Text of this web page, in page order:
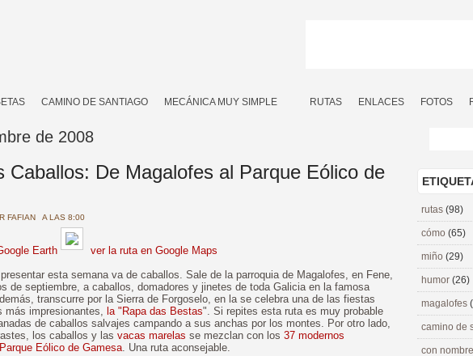
CAMINO DE SANTIAGO MECÁNICA MUY SIMPLE RUTAS ENLACES FOTOS
de 2008
Caballos: De Magalofes al Parque Eólico de
FAFIAN A LAS 8:00
Earth
ver la ruta en Google Maps
esta semana va de caballos. Sale de la parroquia de Magalofes, en Fene,
de septiembre, a caballos, domadores y jinetes de toda Galicia en la famosa
transcurre por la Sierra de Forgoselo, en la se celebra una de las fiestas
más impresionantes, la "Rapa das Bestas". Si repites esta ruta es muy probable
de caballos salvajes campando a sus anchas por los montes. Por otro lado,
los caballos y las vacas marelas se mezclan con los 37 modernos
Eólico de Gamesa. Una ruta aconsejable.
rutas (98)
cómo (65)
miño (29)
humor (26)
magalofes
camino de
con